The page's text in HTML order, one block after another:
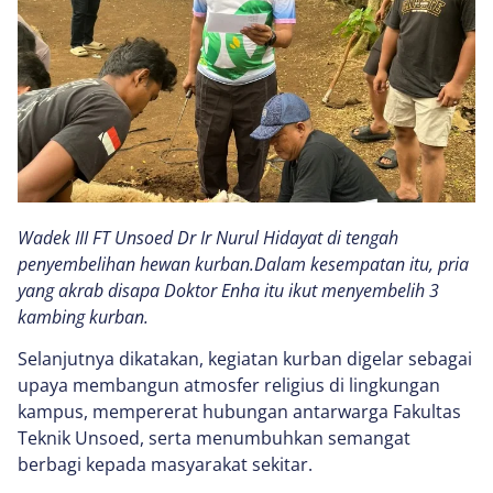
Wadek III FT Unsoed Dr Ir Nurul Hidayat di tengah
penyembelihan hewan kurban.Dalam kesempatan itu, pria
yang akrab disapa Doktor Enha itu ikut menyembelih 3
kambing kurban.
Selanjutnya dikatakan, kegiatan kurban digelar sebagai
upaya membangun atmosfer religius di lingkungan
kampus, mempererat hubungan antarwarga Fakultas
Teknik Unsoed, serta menumbuhkan semangat
berbagi kepada masyarakat sekitar.